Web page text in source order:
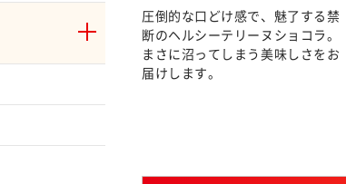
圧倒的な口どけ感で、魅了する禁
断のヘルシーテリーヌショコラ。
まさに沼ってしまう美味しさをお
届けします。